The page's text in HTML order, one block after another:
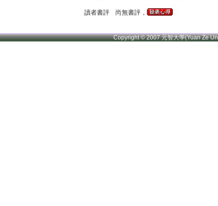
讀者書評 尚無書評，
Copyright © 2007 元智大學(Yuan Ze